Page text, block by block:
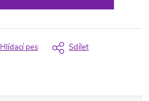
Hlídací pes Sdílet